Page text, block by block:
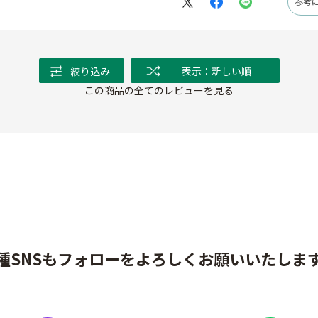
絞り込み
表示：新しい順
この商品の全てのレビューを見る
SNSもフォローをよろしくお願いいたしま